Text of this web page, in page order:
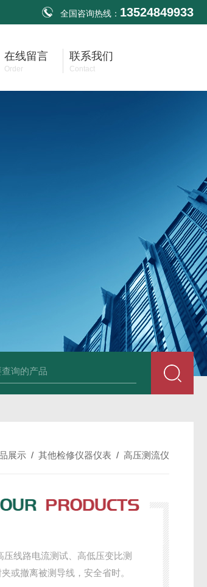
全国咨询热线： 13524849933
在线留言
Order
联系我们
Contact
试仪 SLB-II全自动变比测试仪 BY2672数字兆欧表
展示 / 其他检修仪器仪表 / 高压测流仪
线路电流测试、高低压变比测
或撤离被测导线，安全省时。